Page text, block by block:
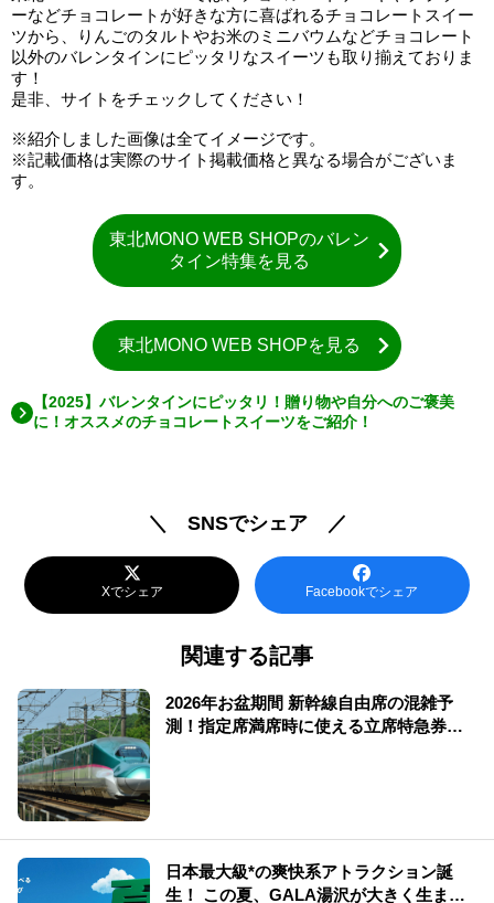
ーなどチョコレートが好きな方に喜ばれるチョコレートスイー
ツから、りんごのタルトやお米のミニバウムなどチョコレート
以外のバレンタインにピッタリなスイーツも取り揃えておりま
す！
是非、サイトをチェックしてください！
※紹介しました画像は全てイメージです。
※記載価格は実際のサイト掲載価格と異なる場合がございま
す。
東北MONO WEB SHOPのバレン
タイン特集を見る
東北MONO WEB SHOPを見る
【2025】バレンタインにピッタリ！贈り物や自分へのご褒美
に！オススメのチョコレートスイーツをご紹介！
＼ SNSでシェア ／
Xでシェア Facebookでシェア
関連する記事
2026年お盆期間 新幹線自由席の混雑予
測！指定席満席時に使える立席特急券も
日本最大級*の爽快系アトラクション誕
生！ この夏、GALA湯沢が大きく生まれ